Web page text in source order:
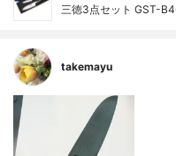
三徳3点セット GST-
takemayu